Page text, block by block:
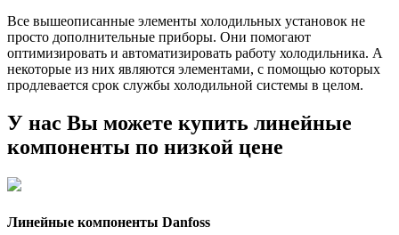
Все вышеописанные элементы холодильных установок не
просто дополнительные приборы. Они помогают
оптимизировать и автоматизировать работу холодильника. А
некоторые из них являются элементами, с помощью которых
продлевается срок службы холодильной системы в целом.
У нас Вы можете купить линейные
компоненты по низкой цене
Линейные компоненты Danfoss